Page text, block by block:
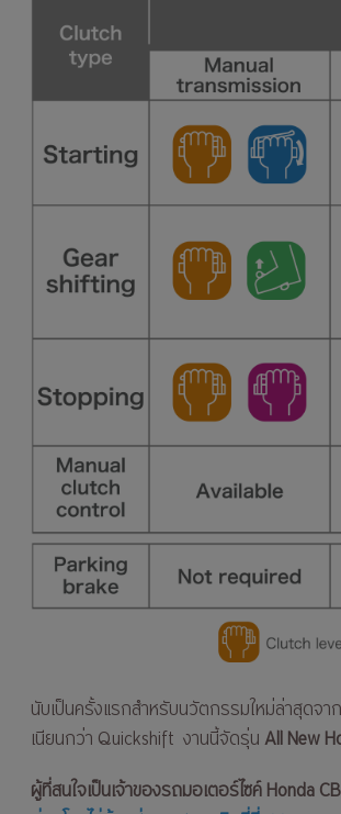
นับเป็นครั้งแรกสำหรับนวัตกรรมใหม่ล่าสุดจา
เนียนกว่า Quickshift งานนี้จัดรุ่นAll New
ผู้ที่สนใจเป็นเจ้าของรถมอเตอร์ไซค์ Honda